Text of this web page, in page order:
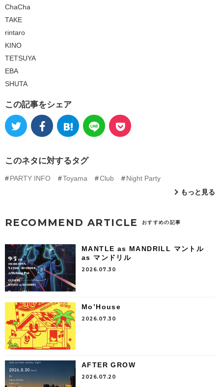
ChaCha
TAKE
rintaro
KINO
TETSUYA
EBA
SHUTA
この記事をシェア
このネタに対するタグ
PARTY INFO Toyama Club
Night Party
もっと見る
RECOMMEND ARTICLE おすすめの記事
MANTLE as MANDRILL マントル
as マンドリル
2026.07.30
Mo’House
2026.07.30
AFTER GROW
2026.07.20